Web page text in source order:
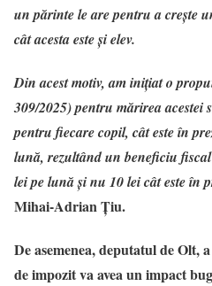
un părinte le are pentru a creşte
cât acesta este şi elev.
Din acest motiv, am iniţiat o
309/2025) pentru mărirea acestei
pentru fiecare copil, cât este în
lună, rezultând un beneficiu
lei pe lună şi nu 10 lei cât este în
Mihai-Adrian Țiu.
De asemenea, deputatul de Olt,
de impozit va avea un impact